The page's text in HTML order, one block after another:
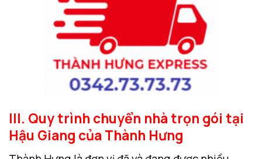
III. Quy trình chuyển nhà trọn gói tại
Hậu Giang của Thành Hưng